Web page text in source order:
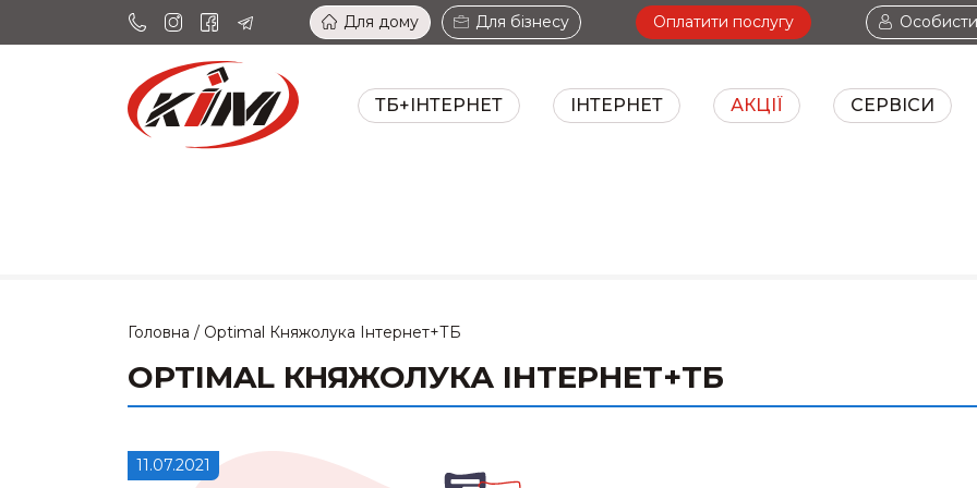
Для дому Для бізнесу Оплатити послугу
ТБ+ІНТЕРНЕТ ІНТЕРНЕТ АКЦІЇ СЕРВІСИ
Головна / Optimal Княжолука Інтернет+ТБ
OPTIMAL КНЯЖОЛУКА ІНТЕРНЕТ+ТБ
11.07.2021